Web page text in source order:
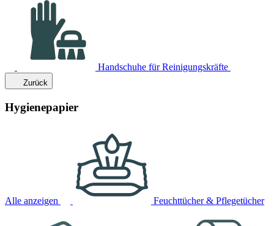
Handschuhe für Reinigungskräfte
Zurück
Hygienepapier
Alle anzeigen Feuchttücher & Pflegetücher